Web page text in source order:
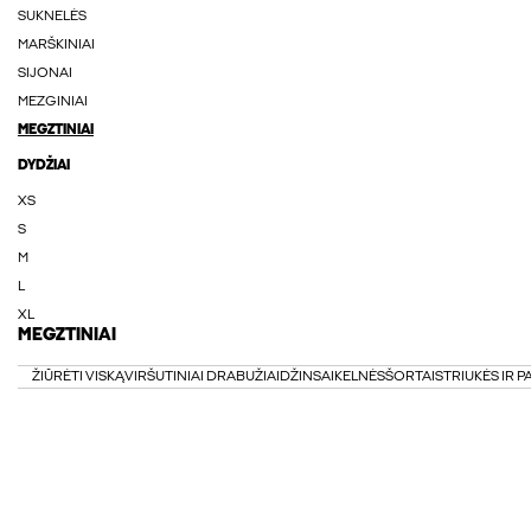
SUKNELĖS
MARŠKINIAI
SIJONAI
MEZGINIAI
MEGZTINIAI
DYDŽIAI
XS
S
M
L
XL
MEGZTINIAI
ŽIŪRĖTI VISKĄVIRŠUTINIAI DRABUŽIAI DŽINSAI KELNĖSŠORTAI STRIUKĖS IR